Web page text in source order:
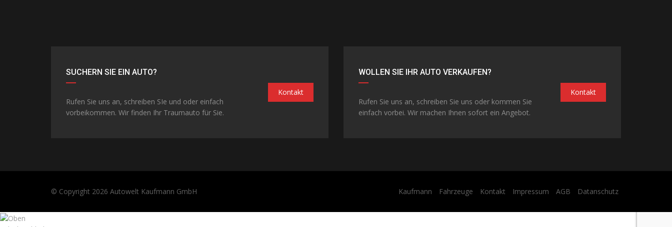
SUCHERN SIE EIN AUTO?
Rufen Sie uns an, schreiben SIe und oder einfach
vorbeikommen. Wir finden Ihr Traumauto für Sie.
Kontakt
WOLLEN SIE IHR AUTO VERKAUFEN?
Rufen Sie uns an, schreiben Sie uns oder kommen Sie
einfach vorbei. Wir machen Ihnen sofort ein Angebot.
Kontakt
© Copyright 2026 Autowelt Kaufmann GmbH Kaufmann Fahrzeuge Kontakt Impressum AGB Datanschutz